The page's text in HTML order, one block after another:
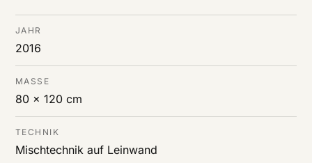
JAHR
2016
MASSE
80 x 120 cm
TECHNIK
Mischtechnik auf Leinwand